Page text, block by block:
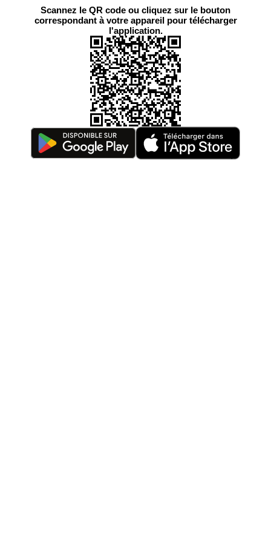
Scannez le QR code ou cliquez sur le bouton
correspondant à votre appareil pour télécharger
l'application.